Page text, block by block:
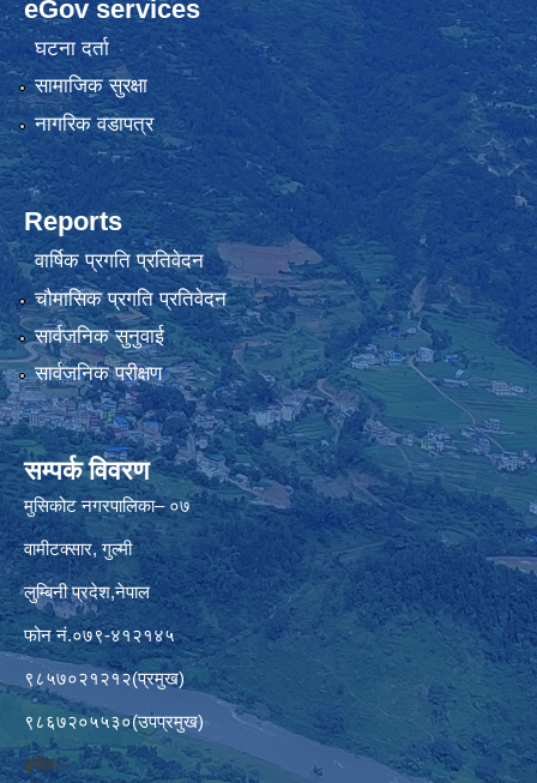
eGov services
घटना दर्ता
सामाजिक सुरक्षा
नागरिक वडापत्र
Reports
वार्षिक प्रगति प्रतिवेदन
चौमासिक प्रगति प्रतिवेदन
सार्वजनिक सुनुवाई
सार्वजनिक परीक्षण
सम्पर्क विवरण
मुसिकोट नगरपालिका– ०७
वामीटक्सार, गुल्मी
लुम्बिनी प्रदेश,नेपाल
फोन नं.०७९-४१२१४५
९८५७०२१२१२(प्रमुख)
९८६७२०५५३०(उपप्रमुख)
इमेलः–